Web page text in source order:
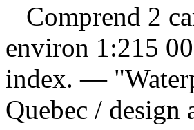
Comprend 2
environ 1:215
index. —
Quebec / design